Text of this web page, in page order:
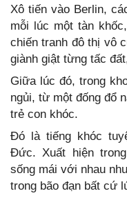
Xô tiến vào Berlin,
mỗi lúc một tàn
chiến tranh đô thị vô
giành giật từng tấc
Giữa lúc đó, trong
ngủi, từ một đống đổ
trẻ con khóc.
Đó là tiếng khóc
Đức. Xuất hiện
sống mái với nhau
trong bão đạn bất cứ